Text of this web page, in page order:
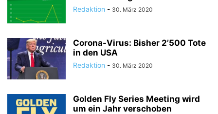
Redaktion - 30. März 2020
Corona-Virus: Bisher 2’500 Tote
in den USA
Redaktion - 30. März 2020
Golden Fly Series Meeting wird
um ein Jahr verschoben